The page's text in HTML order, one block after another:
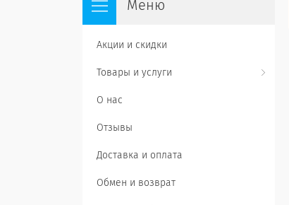
Акции и скидки
Товары и услуги
О нас
Отзывы
Доставка и оплата
Обмен и возврат